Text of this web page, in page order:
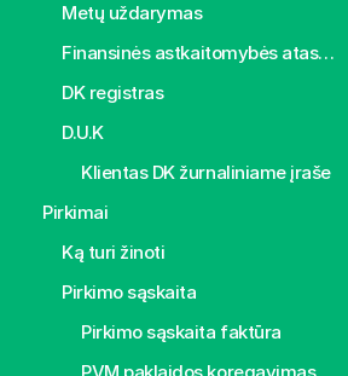
Metų uždarymas
Finansinės astkaitomybės ataskaitos
DK registras
D.U.K
Klientas DK žurnaliniame įraše
Pirkimai
Ką turi žinoti
Pirkimo sąskaita
Pirkimo sąskaita faktūra